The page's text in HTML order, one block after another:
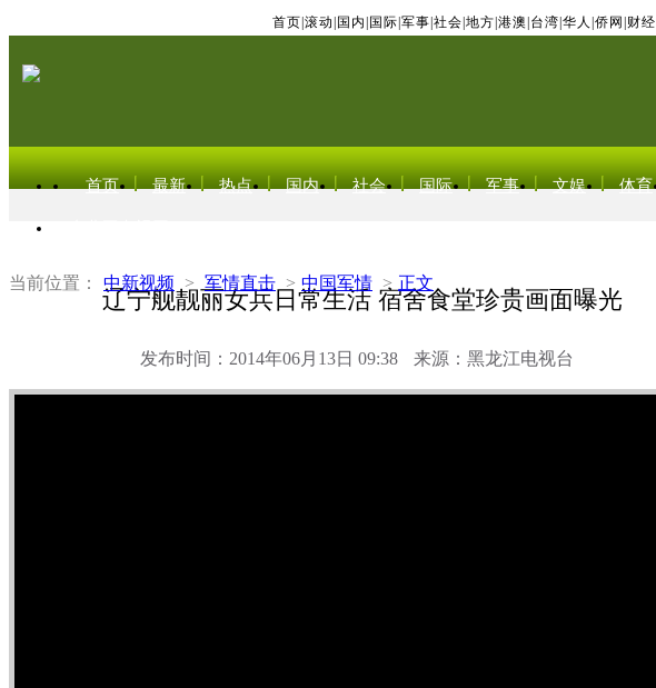
首页 滚动 国内 国际 军事 社会 地方 港澳 台湾 华人 侨网 财经
首页 最新 热点 国内 社会 国际 军事 文娱 体育
当前位置： 中新视频 > 军情直击 > 中国军情 > 正文
辽宁舰靓丽女兵日常生活 宿舍食堂珍贵画面曝光
发布时间：2014年06月13日 09:38 来源：黑龙江电视台